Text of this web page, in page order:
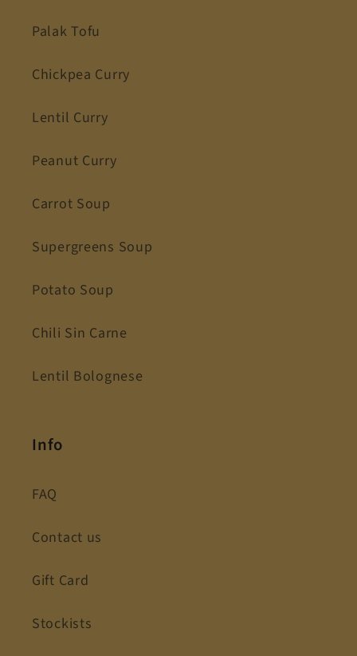
Palak Tofu
Chickpea Curry
Lentil Curry
Peanut Curry
Carrot Soup
Supergreens Soup
Potato Soup
Chili Sin Carne
Lentil Bolognese
Info
FAQ
Contact us
Gift Card
Stockists